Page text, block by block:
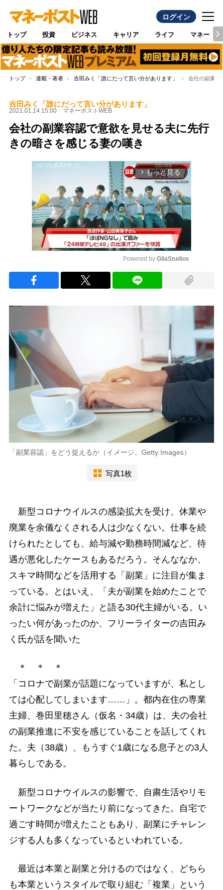
ログイン
トップ 投資 ビジネス キャリア ライフ マネー
トップ 連載・著者 吉田みく「誰にだって言い分があります」 会社の副業容
吉田みく「誰にだって言い分があります」
2021.01.14 15:00 マネーポストWEB
会社の副業容認で意欲を見せる夫に先行
きの暗さを感じる妻の嘆き
arrow_forward_ios もっと見る
Powered by GliaStudios
「副業容認」をどう捉えるか（イメージ。Getty Images）
写真1枚
新型コロナウイルスの感染拡大を受け、休業や
廃業を余儀なくされる人は少なくない。仕事を続
けられたとしても、給与減や勤務時間減など、待
遇が悪化したケースもあるだろう。そんななか、
スキマ時間などを活用する「副業」に注目が集ま
っている。とはいえ、「夫が副業を始めたことで
余計に悩みが増えた」と語る30代主婦がいる。い
ったい何があったのか、フリーライターの吉田み
く氏が話を聞いた
＊ ＊ ＊
「コロナで副業が話題になっていますが、私とし
ては心配してしまいます……」。都内在住の専業
主婦、巻田里穂さん（仮名・34歳）は、夫の会社
の副業推進に不安を感じていることを話してくれ
た。夫（38歳）、もうすぐ1歳になる息子との3人
暮らしである。
新型コロナウイルスの影響で、自粛生活やリモ
ートワークなどが当たり前になってきた。自宅で
過ごす時間が増えたこともあり、副業にチャレン
ジする人も多くなっているといわれている。
最近は本業と副業と分けるのではなく、どちら
も本業というスタイルで取り組む「複業」という